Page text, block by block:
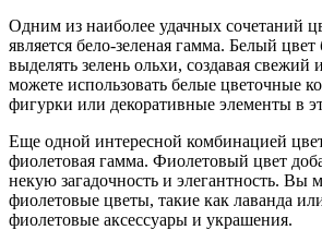
Одним из наиболее удачных сочетаний
является бело-зеленая гамма. Белый цвет
выделять зелень ольхи, создавая
можете использовать белые цветочные
фигурки или декоративные элементы в
Еще одной интересной комбинацией
фиолетовая гамма. Фиолетовый цвет
некую загадочность и элегантность. Вы
фиолетовые цветы, такие как лаванда
фиолетовые аксессуары и украшения.